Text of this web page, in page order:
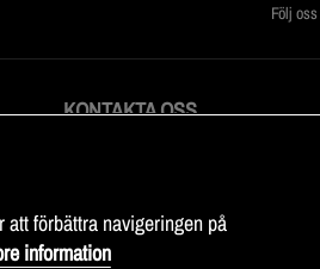
Följ
KONTAKTA OSS
att förbättra navigeringen på
information